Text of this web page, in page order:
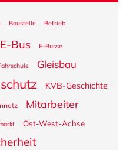
Baustelle Betrieb
E-Bus E-Busse
Gleisbau
KVB-Geschichte
Mitarbeiter
Ost-West-Achse